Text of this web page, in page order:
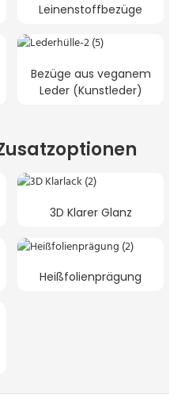
Leinenstoffbezüge
Bezüge aus veganem
Leder (Kunstleder)
3D Klarer Glanz
Heißfolienprägung